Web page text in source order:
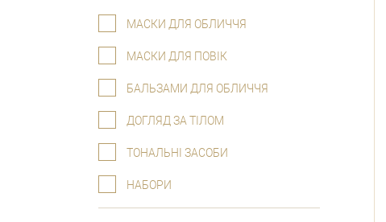
МАСКИ ДЛЯ ОБЛИЧЧЯ
МАСКИ ДЛЯ ПОВІК
БАЛЬЗАМИ ДЛЯ ОБЛИЧЧЯ
ДОГЛЯД ЗА ТІЛОМ
ТОНАЛЬНІ ЗАСОБИ
НАБОРИ